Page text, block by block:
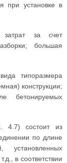
при установке в
затрат за счет
большая
типоразмера
конструкции;
бетонируемых
4.7) состоит из
по длине
установленных
в соответствии